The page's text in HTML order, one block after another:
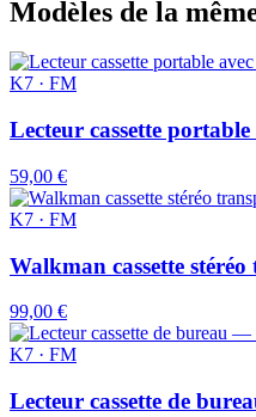
Modèles de la
K7 · FM
Lecteur cassette
59,00 €
K7 · FM
Walkman cassette
99,00 €
K7 · FM
Lecteur cassette de